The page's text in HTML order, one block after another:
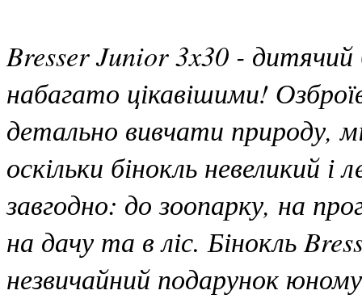
Bresser Junior 3x30 - дитячий
набагато цікавішими!
детально вивчати природу,
оскільки бінокль невеликий
завгодно: до зоопарку, на
на дачу та в ліс. Бінокль
незвичайний подарунок